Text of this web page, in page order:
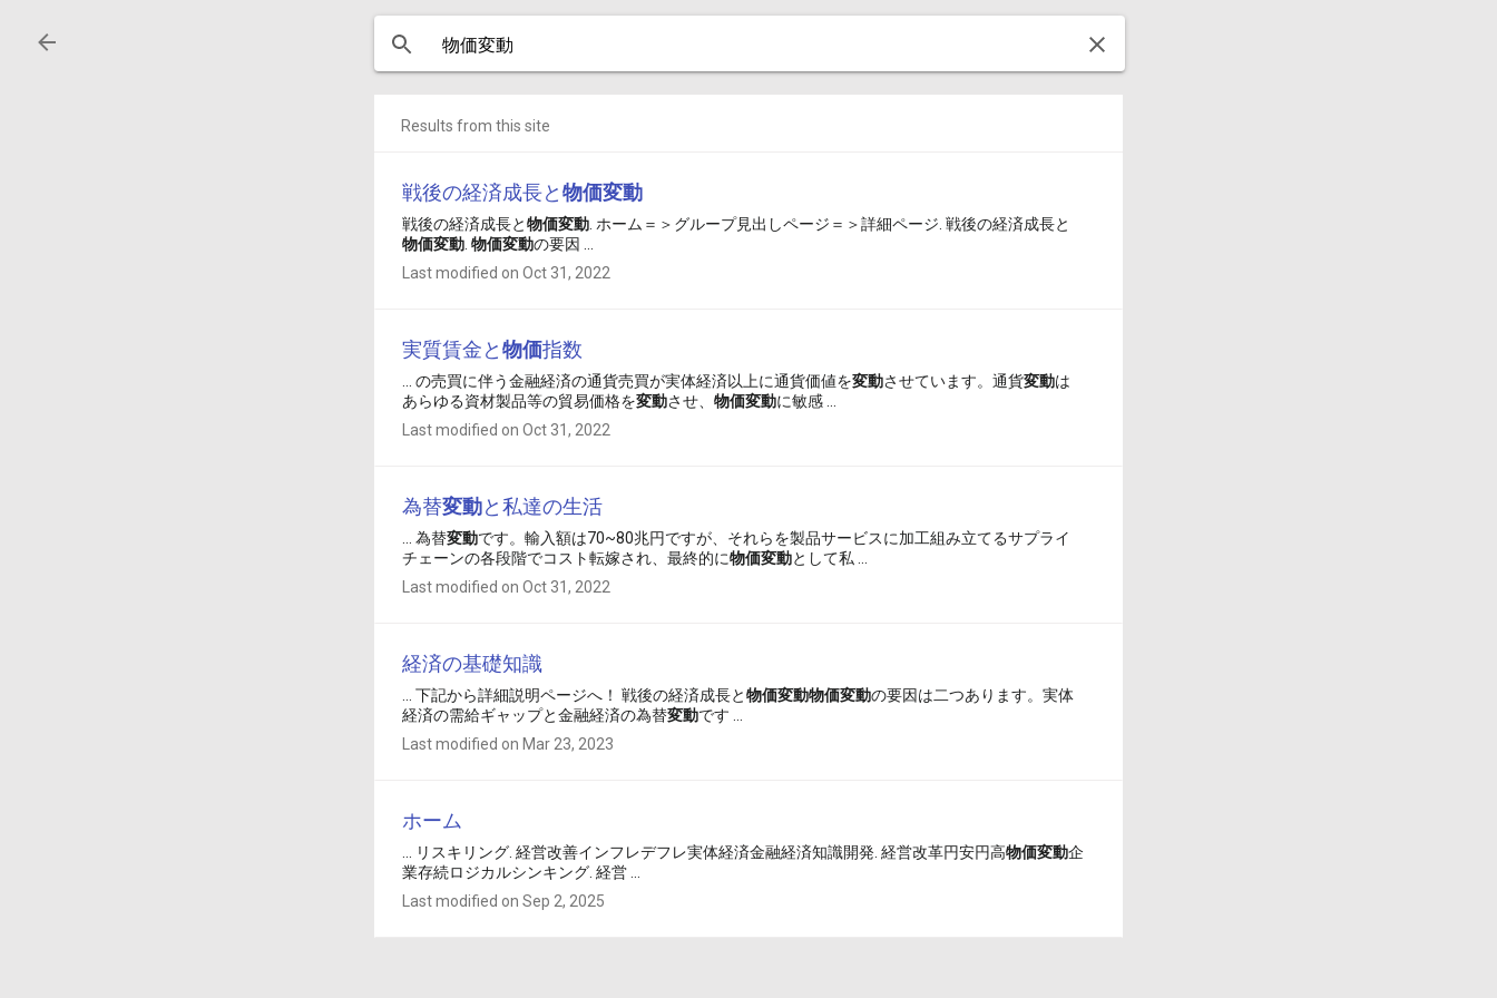
Results from this site
戦後の経済成長と物価変動
戦後の経済成長と物価変動 . ホーム＝＞グループ見出しページ＝＞詳細ページ. 戦後の経済成長と
物価変動 物価変動の要因 ...
Last modified on Oct 31, 2022
実質賃金と物価指数
... の売買に伴う金融経済の通貨売買が実体経済以上に通貨価値を変動させています。通貨変動は
あらゆる資材製品等の貿易価格を変動させ、 物価変動に敏感 ...
Last modified on Oct 31, 2022
為替変動と私達の生活
... 為替変動です。輸入額は70~80兆円ですが、それらを製品サービスに加工組み立てるサプライ
チェーンの各段階でコスト転嫁され、最終的に物価変動として私 ...
Last modified on Oct 31, 2022
経済の基礎知識
... 下記から詳細説明ページへ！ 戦後の経済成長と物価変動物価変動の要因は二つあります。実体
経済の需給ギャップと金融経済の為替変動です ...
Last modified on Mar 23, 2023
ホーム
... リスキリング. 経営改善インフレデフレ実体経済金融経済知識開発. 経営改革円安円高物価変動企
業存続ロジカルシンキング. 経営 ...
Last modified on Sep 2, 2025